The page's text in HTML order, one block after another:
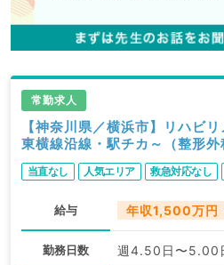
常勤求人
【神奈川県／横浜市】リハビ
東横線沿線・駅チカ～（整形外
当直なし 人気エリア 救急対応なし
給与 年収1,500万円
勤務日数 週4.50日〜5.00